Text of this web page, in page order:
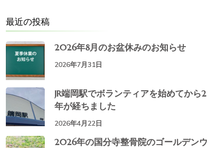
最近の投稿
2026年8月のお盆休みのお知らせ
2026年7月31日
JR端岡駅でボランティアを始めてから2
年が経ちました
2026年4月22日
2026年の国分寺整骨院のゴールデンウ